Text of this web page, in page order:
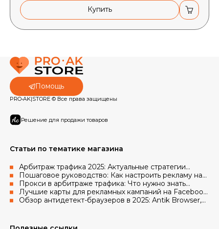
Купить
Помощь
PRO•AK|STORE © Все права защищены
Решение для продажи товаров
Статьи по тематике магазина
Арбитраж трафика 2025: Актуальные стратегии
работы с рекламными аккаунтами Facebook и Google
Пошаговое руководство: Как настроить рекламу на
Facebook с использованием аккаунтов и прокси
Прокси в арбитраже трафика: Что нужно знать
новичкам в 2025 году
Лучшие карты для рекламных кампаний на Facebook
в 2025 году
Обзор антидетект-браузеров в 2025: Antik Browser,